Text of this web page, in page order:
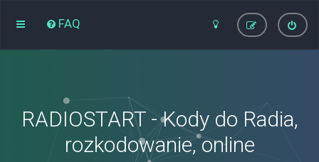
FAQ
RADIOSTART - Kody do Radia,
rozkodowanie, online